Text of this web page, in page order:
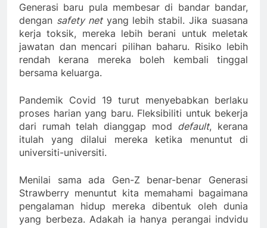
Generasi baru pula membesar di bandar bandar,
dengan safety netyang lebih stabil. Jika suasana
kerja toksik, mereka lebih berani untuk meletak
jawatan dan mencari pilihan baharu. Risiko lebih
rendah kerana mereka boleh kembali tinggal
bersama keluarga.
Pandemik Covid 19 turut menyebabkan berlaku
proses harian yang baru. Fleksibiliti untuk bekerja
dari rumah telah dianggap mod default, kerana
itulah yang dilalui mereka ketika menuntut di
universiti-universiti.
Menilai sama ada Gen-Z benar-benar Generasi
Strawberry menuntut kita memahami bagaimana
pengalaman hidup mereka dibentuk oleh dunia
yang berbeza. Adakah ia hanya perangai indvidu